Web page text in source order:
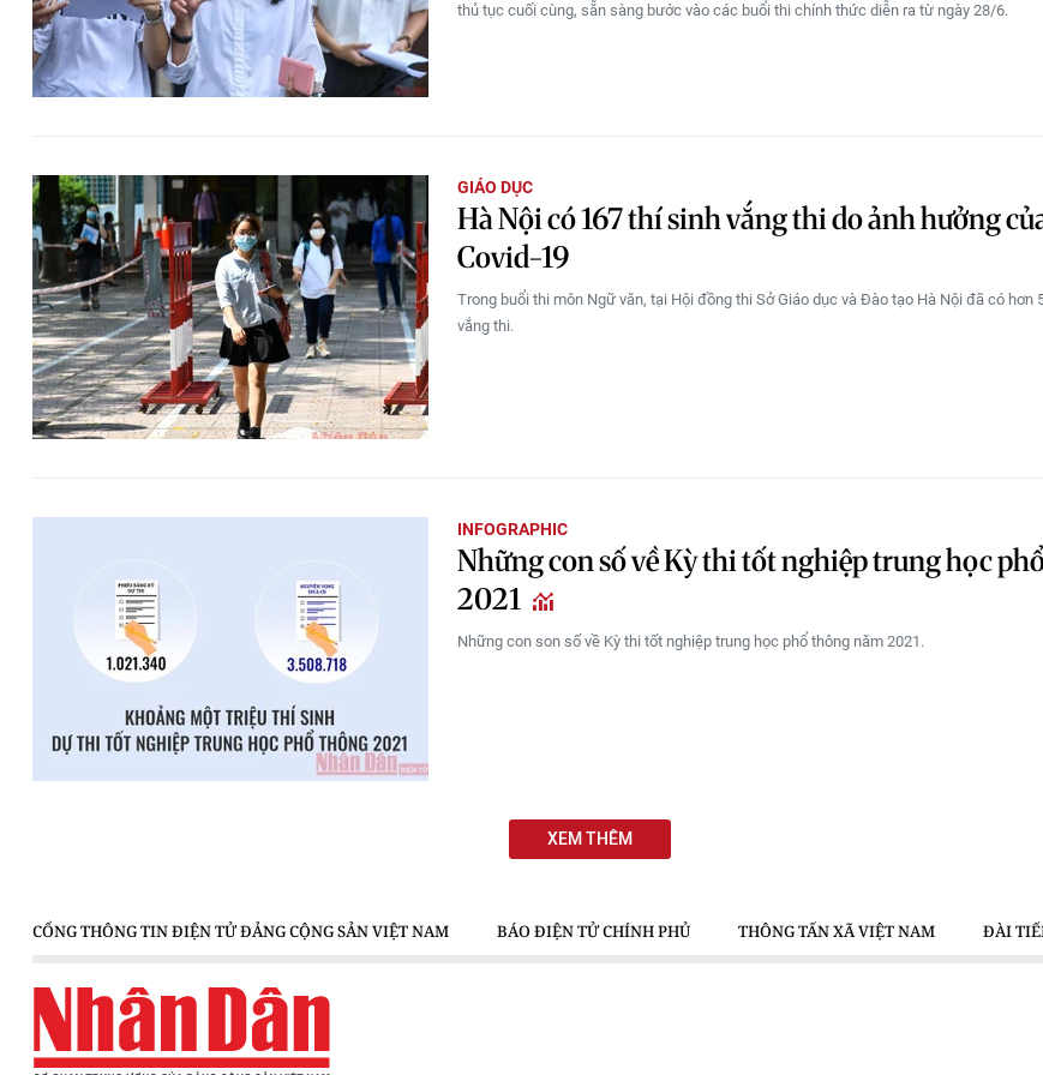
thủ tục cuối cùng, sẵn sàng bước vào các buổi thi chính thức diễn ra từ ngày 28/6.
GIÁO DỤC
Hà Nội có 167 thí sinh vắng thi do ảnh hưởng
Covid-19
Trong buổi thi môn Ngữ văn, tại Hội đồng thi Sở Giáo dục và Đào tạo Hà Nội đã có hơn
vắng thi.
INFOGRAPHIC
Những con số về Kỳ thi tốt nghiệp trung học
2021
Những con son số về Kỳ thi tốt nghiệp trung học phổ thông năm 2021.
XEM THÊM
CỔNG THÔNG TIN ĐIỆN TỬ ĐẢNG CỘNG SẢN VIỆT NAM BÁO ĐIỆN TỬ CHÍNH PHỦ THÔNG TẤN XÃ VIỆT NAM ĐÀI